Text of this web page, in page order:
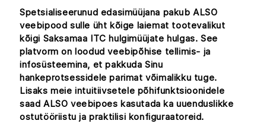
Spetsialiseerunud edasimüüjana pakub ALSO
veebipood sulle üht kõige laiemat tootevalikut
kõigi Saksamaa ITC hulgimüüjate hulgas. See
platvorm on loodud veebipõhise tellimis- ja
infosüsteemina, et pakkuda Sinu
hankeprotsessidele parimat võimalikku tuge.
Lisaks meie intuitiivsetele põhifunktsioonidele
saad ALSO veebipoes kasutada ka uuenduslikke
ostutööriistu ja praktilisi konfiguraatoreid.